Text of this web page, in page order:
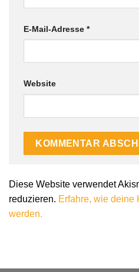
E-Mail-Adresse *
Website
Diese Website verwendet
reduzieren. Erfahre, wie deine
werden.